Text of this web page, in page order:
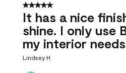
5 out of 5 stars.
It has a nice
shine. I only use
my interior
Lindsey H